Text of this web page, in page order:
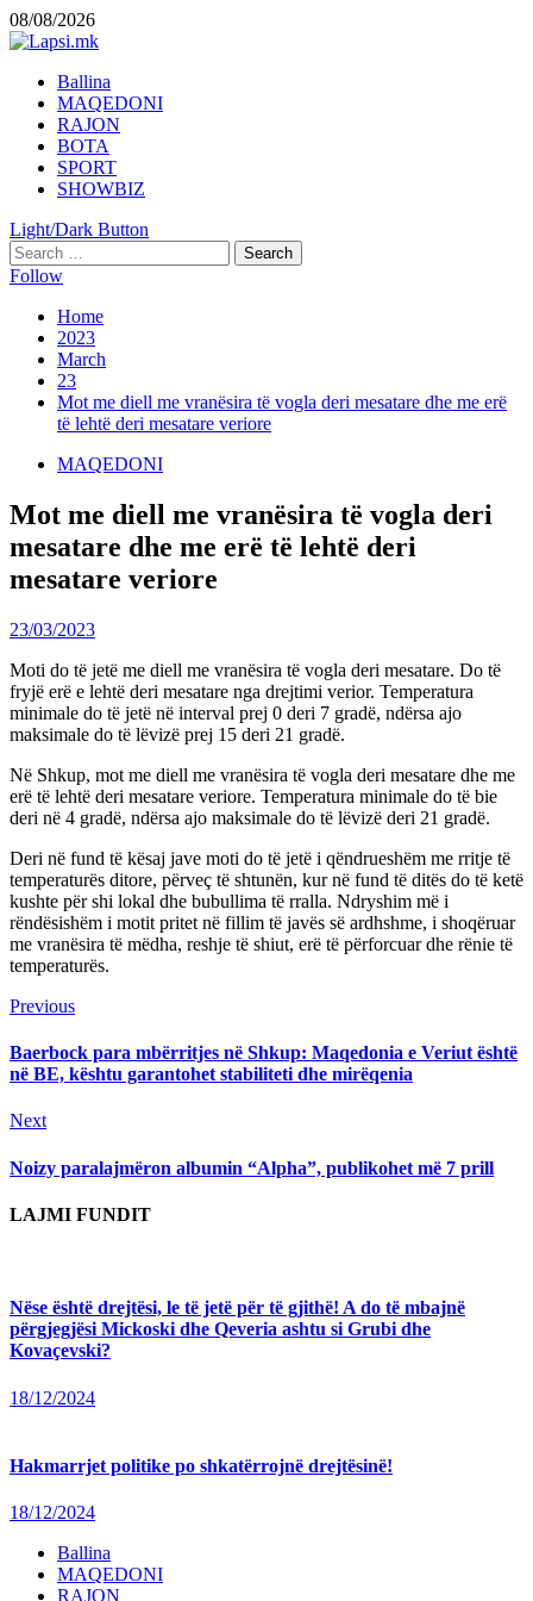
Skip
to
08/08/2026
Primary
Menu
Ballina
MAQEDONI
RAJON
BOTA
SPORT
SHOWBIZ
Light/Dark Button
Search
for:
Follow
Home
2023
March
23
Mot me diell me vranësira të vogla deri mesatare dhe me erë
të lehtë deri mesatare veriore
MAQEDONI
Mot me diell me vranësira të vogla deri
mesatare dhe me erë të lehtë deri
mesatare veriore
23/03/2023
Moti do të jetë me diell me vranësira të vogla deri mesatare. Do të
fryjë erë e lehtë deri mesatare nga drejtimi verior. Temperatura
minimale do të jetë në interval prej 0 deri 7 gradë, ndërsa ajo
maksimale do të lëvizë prej 15 deri 21 gradë.
Në Shkup, mot me diell me vranësira të vogla deri mesatare dhe me
erë të lehtë deri mesatare veriore. Temperatura minimale do të bie
deri në 4 gradë, ndërsa ajo maksimale do të lëvizë deri 21 gradë.
Deri në fund të kësaj jave moti do të jetë i qëndrueshëm me rritje të
temperaturës ditore, përveç të shtunën, kur në fund të ditës do të ketë
kushte për shi lokal dhe bubullima të rralla. Ndryshim më i
rëndësishëm i motit pritet në fillim të javës së ardhshme, i shoqëruar
me vranësira të mëdha, reshje të shiut, erë të përforcuar dhe rënie të
temperaturës.
Continue
Reading
PreviousPrevious
Baerbock para mbërritjes në Shkup: Maqedonia e Veriut është
në BE, kështu garantohet stabiliteti dhe mirëqenia
NextNext
Noizy paralajmëron albumin “Alpha”, publikohet më 7 prill
LAJMI FUNDIT
Nëse është drejtësi, le të jetë për të gjithë! A do të mbajnë
përgjegjësi Mickoski dhe Qeveria ashtu si Grubi dhe
Kovaçevski?
18/12/2024
Hakmarrjet politike po shkatërrojnë drejtësinë!
18/12/2024
Ballina
MAQEDONI
RAJON